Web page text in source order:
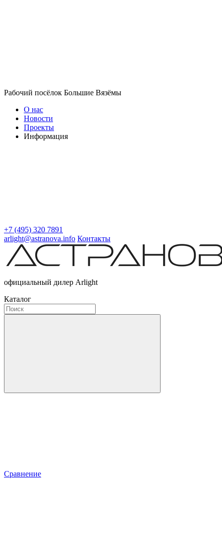
Рабочий посёлок Большие Вязёмы
О нас
Новости
Проекты
Информация
+7 (495) 320 7891
arlight@astranova.info Контакты
официальный дилер Arlight
Каталог
Сравнение